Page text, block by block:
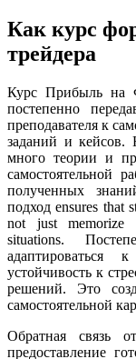
Как курс
трейдера
Курс Прибыль на
постепенно
преподавателя к
заданий и кейсов.
много теории и
самостоятельной
полученных
подход ensures that
not just memorize
situations.
адаптироваться
устойчивость к
решений. Это
самостоятельной
Обратная связь
предоставление